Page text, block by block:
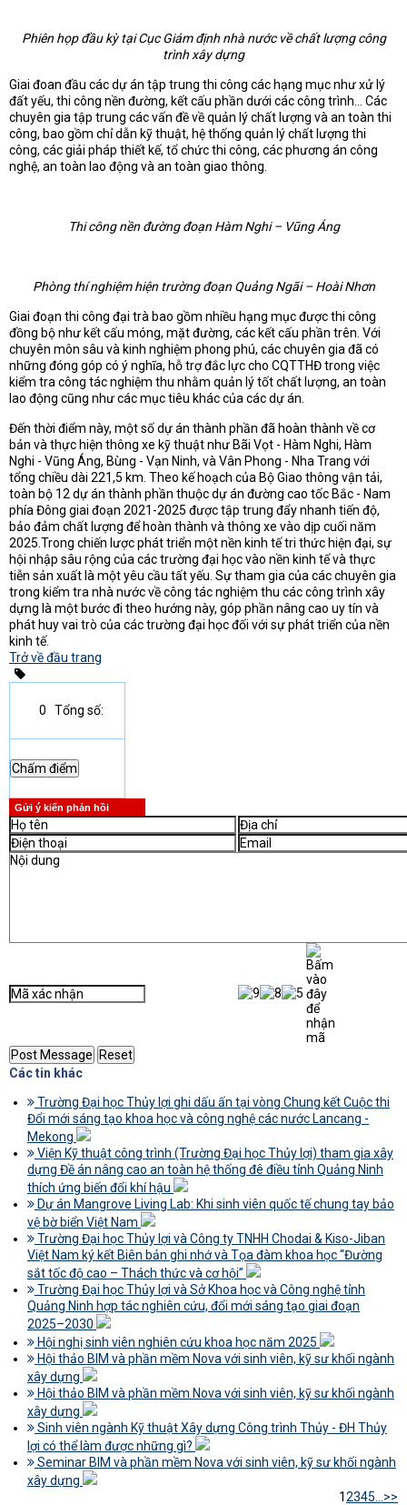
Phiên họp đầu kỳ tại Cục Giám định nhà nước về chất lượng công
trình xây dựng
Giai đoan đầu các dự án tập trung thi công các hạng mục như xử lý
đất yếu, thi công nền đường, kết cấu phần dưới các công trình… Các
chuyên gia tập trung các vấn đề về quản lý chất lượng và an toàn thi
công, bao gồm chỉ dẫn kỹ thuật, hệ thống quản lý chất lượng thi
công, các giải pháp thiết kế, tổ chức thi công, các phương án công
nghệ, an toàn lao động và an toàn giao thông.
Thi công nền đường đoạn Hàm Nghi – Vũng Áng
Phòng thí nghiệm hiện trường đoạn Quảng Ngãi – Hoài Nhơn
Giai đoạn thi công đại trà bao gồm nhiều hạng mục được thi công
đồng bộ như kết cấu móng, mặt đường, các kết cấu phần trên. Với
chuyên môn sâu và kinh nghiệm phong phú, các chuyên gia đã có
những đóng góp có ý nghĩa, hỗ trợ đắc lực cho CQTTHĐ trong việc
kiểm tra công tác nghiệm thu nhằm quản lý tốt chất lượng, an toàn
lao động cũng như các mục tiêu khác của các dự án.
Đến thời điểm này, một số dự án thành phần đã hoàn thành về cơ
bản và thực hiện thông xe kỹ thuật như Bãi Vọt - Hàm Nghi, Hàm
Nghi - Vũng Áng, Bùng - Vạn Ninh, và Vân Phong - Nha Trang với
tổng chiều dài 221,5 km. Theo kế hoạch của Bộ Giao thông vận tải,
toàn bộ 12 dự án thành phần thuộc dự án đường cao tốc Bắc - Nam
phía Đông giai đoạn 2021-2025 được tập trung đẩy nhanh tiến độ,
bảo đảm chất lượng để hoàn thành và thông xe vào dịp cuối năm
2025.Trong chiến lược phát triển một nền kinh tế tri thức hiện đại, sự
hội nhập sâu rộng của các trường đại học vào nền kinh tế và thực
tiễn sản xuất là một yêu cầu tất yếu. Sự tham gia của các chuyên gia
trong kiểm tra nhà nước về công tác nghiệm thu các công trình xây
dựng là một bước đi theo hướng này, góp phần nâng cao uy tín và
phát huy vai trò của các trường đại học đối với sự phát triển của nền
kinh tế.
Trở về đầu trang
0 Tổng số:
Gửi ý kiến phản hồi
Các tin khác
Trường Đại học Thủy lợi ghi dấu ấn tại vòng Chung kết Cuộc thi
Đổi mới sáng tạo khoa học và công nghệ các nước Lancang -
Mekong
Viện Kỹ thuật công trình (Trường Đại học Thủy lợi) tham gia xây
dựng Đề án nâng cao an toàn hệ thống đê điều tỉnh Quảng Ninh
thích ứng biến đổi khí hậu
Dự án Mangrove Living Lab: Khi sinh viên quốc tế chung tay bảo
vệ bờ biển Việt Nam
Trường Đại học Thủy lợi và Công ty TNHH Chodai & Kiso-Jiban
Việt Nam ký kết Biên bản ghi nhớ và Tọa đàm khoa học “Đường
sắt tốc độ cao – Thách thức và cơ hội”
Trường Đại học Thủy lợi và Sở Khoa học và Công nghệ tỉnh
Quảng Ninh hợp tác nghiên cứu, đổi mới sáng tạo giai đoạn
2025–2030
Hội nghị sinh viên nghiên cứu khoa học năm 2025
Hội thảo BIM và phần mềm Nova với sinh viên, kỹ sư khối ngành
xây dựng
Hội thảo BIM và phần mềm Nova với sinh viên, kỹ sư khối ngành
xây dựng
Sinh viên ngành Kỹ thuật Xây dựng Công trình Thủy - ĐH Thủy
lợi có thể làm được những gì?
Seminar BIM và phần mềm Nova với sinh viên, kỹ sư khối ngành
xây dựng
12345 >>